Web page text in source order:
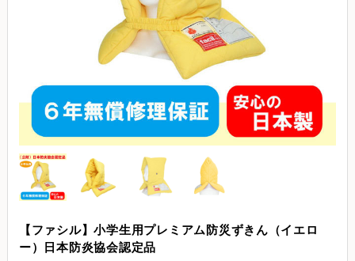
【ファシル】小学生用プレミアム防災ずきん（イエロ
ー）日本防炎協会認定品